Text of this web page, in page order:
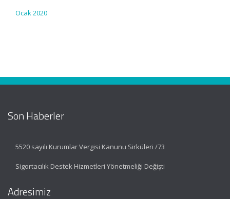
Ocak 2020
Son Haberler
5520 sayılı Kurumlar Vergisi Kanunu Sirküleri /73
Sigortacılık Destek Hizmetleri Yönetmeliği Değişti
Adresimiz